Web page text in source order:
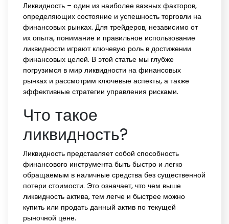
Ликвидность – один из наиболее важных факторов,
определяющих состояние и успешность торговли на
финансовых рынках. Для трейдеров, независимо от
их опыта, понимание и правильное использование
ликвидности играют ключевую роль в достижении
финансовых целей. В этой статье мы глубже
погрузимся в мир ликвидности на финансовых
рынках и рассмотрим ключевые аспекты, а также
эффективные стратегии управления рисками.
Что такое
ликвидность?
Ликвидность представляет собой способность
финансового инструмента быть быстро и легко
обращаемым в наличные средства без существенной
потери стоимости. Это означает, что чем выше
ликвидность актива, тем легче и быстрее можно
купить или продать данный актив по текущей
рыночной цене.